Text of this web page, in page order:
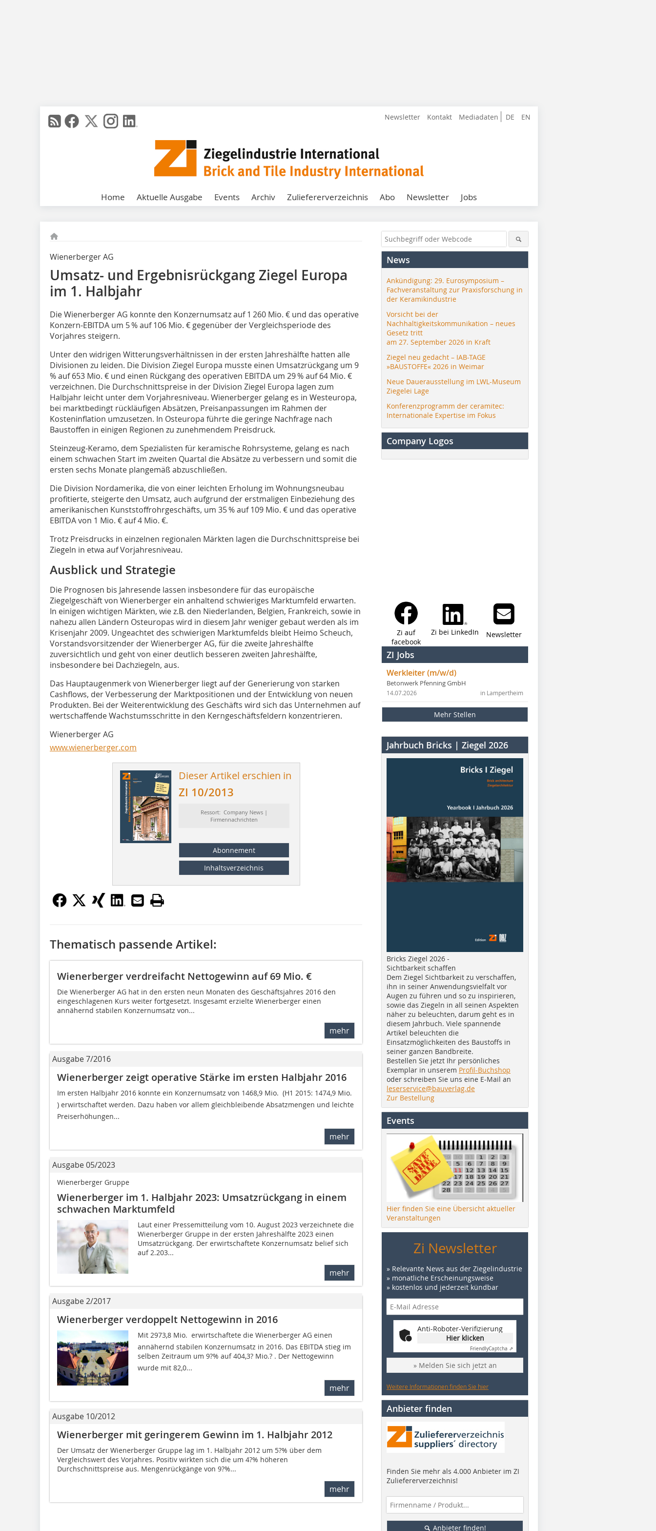
DE EN
Newsletter Kontakt Mediadaten
Home Aktuelle Ausgabe Events Archiv Zuliefererverzeichnis Abo Newsletter Jobs
Wienerberger AG
Umsatz- und Ergebnisrückgang Ziegel Europa
im 1. Halbjahr
Die Wienerberger AG konnte den Konzernumsatz auf 1 260 Mio. € und das operative
Konzern-EBITDA um 5 % auf 106 Mio. € gegenüber der Vergleichsperiode des
Vorjahres steigern.
Unter den widrigen Witterungsverhältnissen in der ersten Jahreshälfte hatten alle
Divisionen zu leiden. Die Division Ziegel Europa musste einen Umsatzrückgang um 9
% auf 653 Mio. € und einen Rückgang des operativen EBITDA um 29 % auf 64 Mio. €
verzeichnen. Die Durchschnittspreise in der Division Ziegel Europa lagen zum
Halbjahr leicht unter dem Vorjahresniveau. Wienerberger gelang es in Westeuropa,
bei marktbedingt rückläufigen Absätzen, Preisanpassungen im Rahmen der
Kosteninflation umzusetzen. In Osteuropa führte die geringe Nachfrage nach
Baustoffen in einigen Regionen zu zunehmendem Preisdruck.
Steinzeug-Keramo, dem Spezialisten für keramische Rohrsysteme, gelang es nach
einem schwachen Start im zweiten Quartal die Absätze zu verbessern und somit die
ersten sechs Monate plangemäß abzuschließen.
Die Division Nordamerika, die von einer leichten Erholung im Wohnungsneubau
profitierte, steigerte den Umsatz, auch aufgrund der erstmaligen Einbeziehung des
amerikanischen Kunststoffrohrgeschäfts, um 35 % auf 109 Mio. € und das operative
EBITDA von 1 Mio. € auf 4 Mio. €.
Trotz Preisdrucks in einzelnen regionalen Märkten lagen die Durchschnittspreise bei
Ziegeln in etwa auf Vorjahresniveau.
Ausblick und Strategie
Die Prognosen bis Jahresende lassen insbesondere für das europäische
Ziegelgeschäft von Wienerberger ein anhaltend schwieriges Marktumfeld erwarten.
In einigen wichtigen Märkten, wie z.B. den Niederlanden, Belgien, Frankreich, sowie in
nahezu allen Ländern Osteuropas wird in diesem Jahr weniger gebaut werden als im
Krisenjahr 2009. Ungeachtet des schwierigen Marktumfelds bleibt Heimo Scheuch,
Vorstandsvorsitzender der Wienerberger AG, für die zweite Jahreshälfte
zuversichtlich und geht von einer deutlich besseren zweiten Jahreshälfte,
insbesondere bei Dachziegeln, aus.
Das Hauptaugenmerk von Wienerberger liegt auf der Generierung von starken
Cashflows, der Verbesserung der Marktpositionen und der Entwicklung von neuen
Produkten. Bei der Weiterentwicklung des Geschäfts wird sich das Unternehmen auf
wertschaffende Wachstumsschritte in den Kerngeschäftsfeldern konzentrieren.
Wienerberger AG
www.wienerberger.com
Dieser Artikel erschien in
ZI 10/2013
Ressort: Company News |
Firmennachrichten
Abonnement
Inhaltsverzeichnis
Thematisch passende Artikel:
Wienerberger verdreifacht Nettogewinn auf 69 Mio. €
Die Wienerberger AG hat in den ersten neun Monaten des Geschäftsjahres 2016 den
eingeschlagenen Kurs weiter fortgesetzt. Insgesamt erzielte Wienerberger einen
annähernd stabilen Konzernumsatz von...
mehr
Ausgabe 7/2016
Wienerberger zeigt operative Stärke im ersten Halbjahr 2016
Im ersten Halbjahr 2016 konnte ein Konzernumsatz von 1468,9 Mio.  (H1 2015: 1474,9 Mio.
) erwirtschaftet werden. Dazu haben vor allem gleichbleibende Absatzmengen und leichte
Preiserhöhungen...
mehr
Ausgabe 05/2023
Wienerberger Gruppe
Wienerberger im 1. Halbjahr 2023: Umsatzrückgang in einem
schwachen Marktumfeld
Laut einer Pressemitteilung vom 10. August 2023 verzeichnete die
Wienerberger Gruppe in der ersten Jahreshälfte 2023 einen
Umsatzrückgang. Der erwirtschaftete Konzernumsatz belief sich
auf 2.203...
mehr
Ausgabe 2/2017
Wienerberger verdoppelt Nettogewinn in 2016
Mit 2973,8 Mio.  erwirtschaftete die Wienerberger AG einen
annähernd stabilen Konzernumsatz in 2016. Das EBITDA stieg im
selben Zeitraum um 9?% auf 404,3? Mio.? . Der Nettogewinn
wurde mit 82,0...
mehr
Ausgabe 10/2012
Wienerberger mit geringerem Gewinn im 1. Halbjahr 2012
Der Umsatz der Wienerberger Gruppe lag im 1. Halbjahr 2012 um 5?% über dem
Vergleichswert des Vorjahres. Positiv wirkten sich die um 4?% höheren
Durchschnittspreise aus. Mengenrückgänge von 9?%...
mehr
News
Ankündigung: 29. Eurosymposium –
Fachveranstaltung zur Praxisforschung in
der Keramikindustrie
Vorsicht bei der
Nachhaltigkeitskommunikation – neues
Gesetz tritt
am 27. September 2026 in Kraft
Ziegel neu gedacht – IAB-TAGE
»BAUSTOFFE« 2026 in Weimar
Neue Dauerausstellung im LWL-Museum
Ziegelei Lage
Konferenzprogramm der ceramitec:
Internationale Expertise im Fokus
Company Logos
Zi auf
facebook
Zi bei LinkedIn Newsletter
ZI Jobs
Werkleiter (m/w/d)
Betonwerk Pfenning GmbH
in Lampertheim
14.07.2026
Mehr Stellen
Jahrbuch Bricks | Ziegel 2026
Bricks Ziegel 2026 -
Sichtbarkeit schaffen
Dem Ziegel Sichtbarkeit zu verschaffen,
ihn in seiner Anwendungsvielfalt vor
Augen zu führen und so zu inspirieren,
sowie das Ziegeln in all seinen Aspekten
näher zu beleuchten, darum geht es in
diesem Jahrbuch. Viele spannende
Artikel beleuchten die
Einsatzmöglichkeiten des Baustoffs in
seiner ganzen Bandbreite.
Bestellen Sie jetzt Ihr persönliches
Exemplar in unserem Profil-Buchshop
oder schreiben Sie uns eine E-Mail an
leserservice@bauverlag.de
Zur Bestellung
Events
Hier finden Sie eine Übersicht aktueller
Veranstaltungen
Zi Newsletter
» Relevante News aus der Ziegelindustrie
» monatliche Erscheinungsweise
» kostenlos und jederzeit kündbar
Anti-Roboter-Verifizierung
Hier klicken
FriendlyCaptcha ⇗
» Melden Sie sich jetzt an
Weitere Informationen finden Sie hier
Anbieter finden
Finden Sie mehr als 4.000 Anbieter im ZI
Zuliefererverzeichnis!
Anbieter finden!